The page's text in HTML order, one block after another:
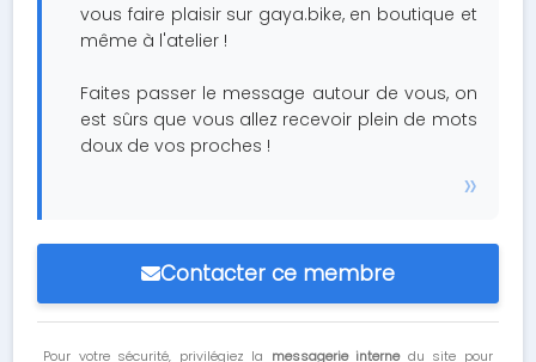
vous faire plaisir sur gaya.bike, en boutique et
même à l'atelier !
Faites passer le message autour de vous, on
est sûrs que vous allez recevoir plein de mots
doux de vos proches !
Contacter ce membre
Pour votre sécurité, privilégiez la messagerie internedu site pour